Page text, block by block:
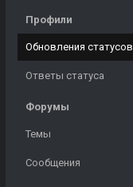
Профили
Обновления статусов
Ответы статуса
Форумы
Темы
Сообщения